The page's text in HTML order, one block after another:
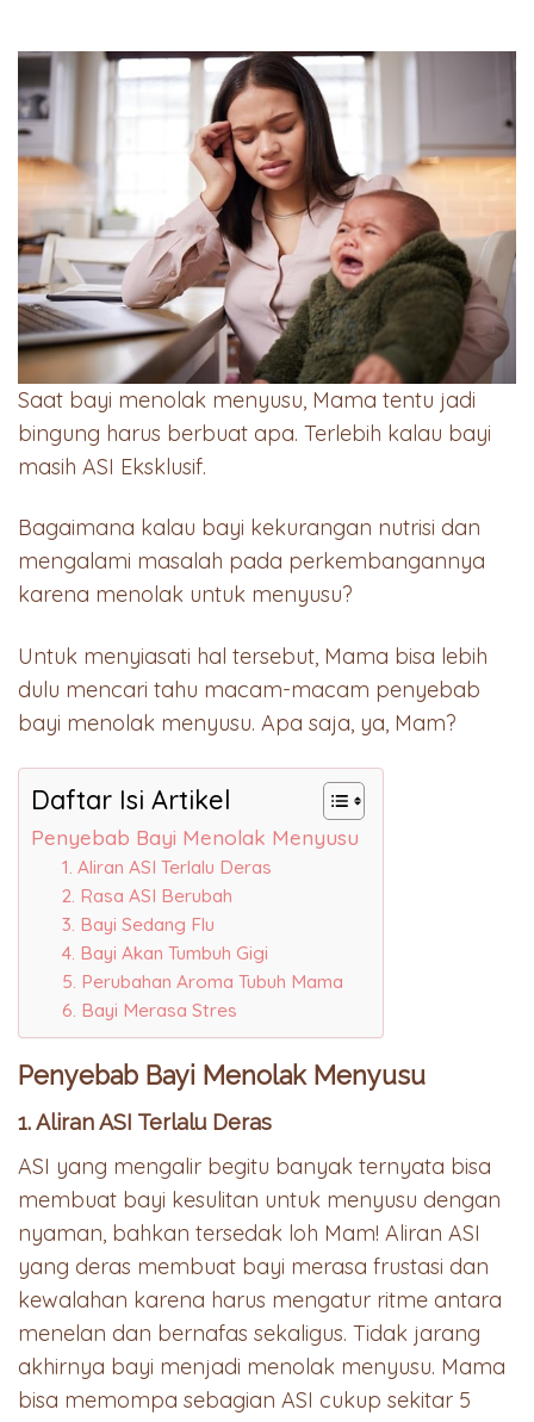
Saat bayi menolak menyusu, Mama tentu jadi
bingung harus berbuat apa. Terlebih kalau bayi
masih ASI Eksklusif.
Bagaimana kalau bayi kekurangan nutrisi dan
mengalami masalah pada perkembangannya
karena menolak untuk menyusu?
Untuk menyiasati hal tersebut, Mama bisa lebih
dulu mencari tahu macam-macam penyebab
bayi menolak menyusu. Apa saja, ya, Mam?
Daftar Isi Artikel
Penyebab Bayi Menolak Menyusu
1. Aliran ASI Terlalu Deras
2. Rasa ASI Berubah
3. Bayi Sedang Flu
4. Bayi Akan Tumbuh Gigi
5. Perubahan Aroma Tubuh Mama
6. Bayi Merasa Stres
Penyebab Bayi Menolak Menyusu
1. Aliran ASI Terlalu Deras
ASI yang mengalir begitu banyak ternyata bisa
membuat bayi kesulitan untuk menyusu dengan
nyaman, bahkan tersedak loh Mam! Aliran ASI
yang deras membuat bayi merasa frustasi dan
kewalahan karena harus mengatur ritme antara
menelan dan bernafas sekaligus. Tidak jarang
akhirnya bayi menjadi menolak menyusu. Mama
bisa memompa sebagian ASI cukup sekitar 5